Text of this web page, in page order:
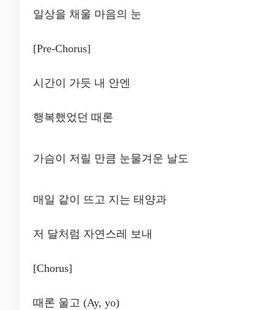
일상을 채울 마음의 눈
[Pre-Chorus]
시간이 가듯 내 안엔
행복했었던 때론
가슴이 저릴 만큼 눈물겨운 날도
매일 같이 뜨고 지는 태양과
저 달처럼 자연스레 보내
[Chorus]
때론 울고 (Ay, yo)